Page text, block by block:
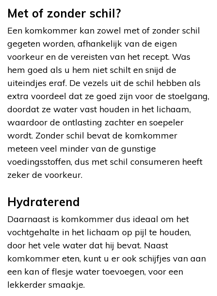
Met of zonder schil?
Een komkommer kan zowel met of zonder schil
gegeten worden, afhankelijk van de eigen
voorkeur en de vereisten van het recept. Was
hem goed als u hem niet schilt en snijd de
uiteindjes eraf. De vezels uit de schil hebben als
extra voordeel dat ze goed zijn voor de stoelgang,
doordat ze water vast houden in het lichaam,
waardoor de ontlasting zachter en soepeler
wordt. Zonder schil bevat de komkommer
meteen veel minder van de gunstige
voedingsstoffen, dus met schil consumeren heeft
zeker de voorkeur.
Hydraterend
Daarnaast is komkommer dus ideaal om het
vochtgehalte in het lichaam op pijl te houden,
door het vele water dat hij bevat. Naast
komkommer eten, kunt u er ook schijfjes van aan
een kan of flesje water toevoegen, voor een
lekkerder smaakje.